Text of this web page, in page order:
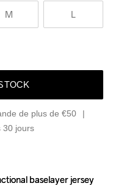
M L
de plus de €50
30 jours
baselayer jersey
baselayer jersey